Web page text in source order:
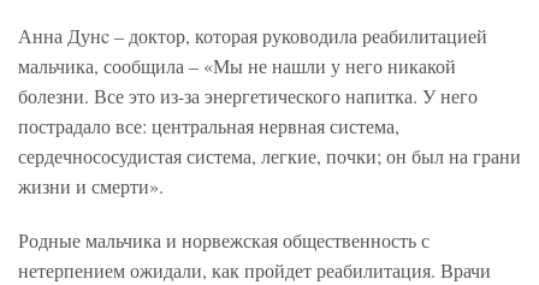
Анна Дунc – доктор, которая руководила реабилитацией
мальчика, сообщила – «Мы не нашли у него никакой
болезни. Все это из-за энергетического напитка. У него
пострадало все: центральная нервная система,
сердечнососудистая система, легкие, почки; он был на грани
жизни и смерти».
Родные мальчика и норвежская общественность с
нетерпением ожидали, как пройдет реабилитация. Врачи